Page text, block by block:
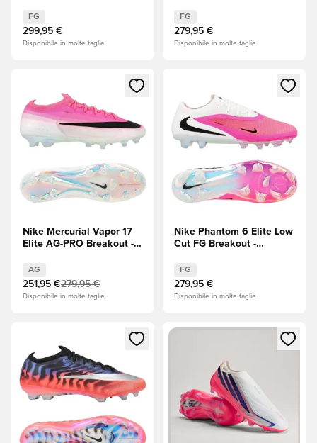
Rosa/Bianco/Nero
FG
299,95 €
Disponibile in molte taglie
FG
279,95 €
Disponibile in molte taglie
Apre una finestra modale per accedere o registrarsi come
Nike Mercurial Vapor 17
Elite AG-PRO Breakout -
AG
251,95 €279,95 €
Disponibile in molte taglie
Apre una finestra modale
Nike Phantom 6 Elite Low
Cut FG Breakout -
FG
279,95 €
Disponibile in molte taglie
Apre una finestra modale per accedere o registrarsi come
Apre una finestra modale per